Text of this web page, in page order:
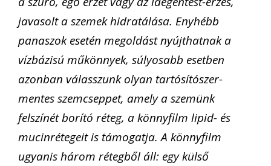
javasolt a szemek hidratálása. Enyhébb
panaszok esetén megoldást nyújthatnak a
vízbázisú műkönnyek, súlyosabb esetben
azonban válasszunk olyan tartósítószer-
mentes szemcseppet, amely a szemünk
felszínét borító réteg, a könnyfilm lipid- és
mucinrétegeit is támogatja. A könnyfilm
ugyanis három rétegből áll: egy külső